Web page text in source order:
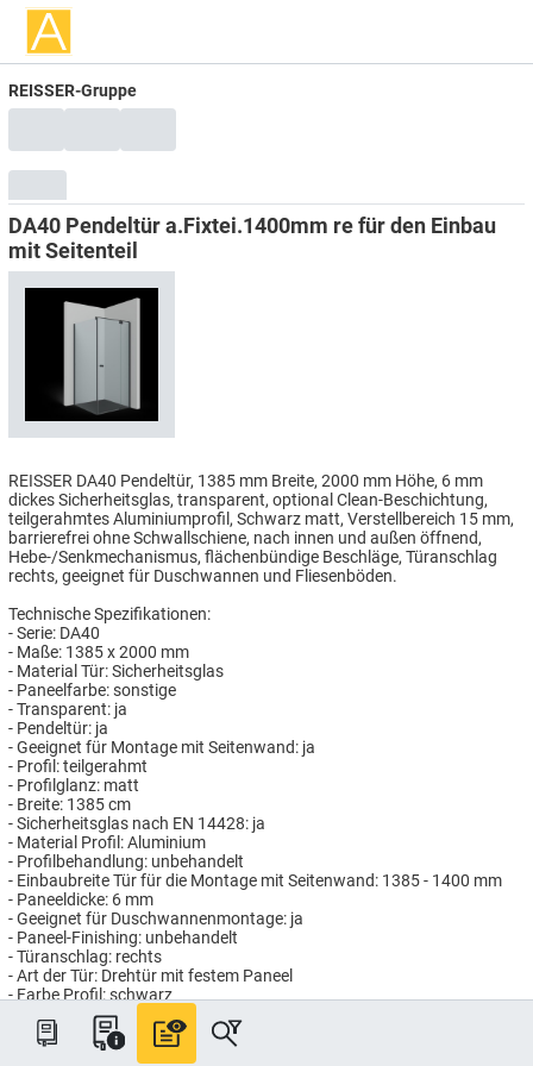
REISSER-Gruppe
DA40 Pendeltür a.Fixtei.1400mm re für den Einbau
mit Seitenteil
REISSER DA40 Pendeltür, 1385 mm Breite, 2000 mm Höhe, 6 mm
dickes Sicherheitsglas, transparent, optional Clean-Beschichtung,
teilgerahmtes Aluminiumprofil, Schwarz matt, Verstellbereich 15 mm,
barrierefrei ohne Schwallschiene, nach innen und außen öffnend,
Hebe-/Senkmechanismus, flächenbündige Beschläge, Türanschlag
rechts, geeignet für Duschwannen und Fliesenböden.
Technische Spezifikationen:
- Serie: DA40
- Maße: 1385 x 2000 mm
- Material Tür: Sicherheitsglas
- Paneelfarbe: sonstige
- Transparent: ja
- Pendeltür: ja
- Geeignet für Montage mit Seitenwand: ja
- Profil: teilgerahmt
- Profilglanz: matt
- Breite: 1385 cm
- Sicherheitsglas nach EN 14428: ja
- Material Profil: Aluminium
- Profilbehandlung: unbehandelt
- Einbaubreite Tür für die Montage mit Seitenwand: 1385 - 1400 mm
- Paneeldicke: 6 mm
- Geeignet für Duschwannenmontage: ja
- Paneel-Finishing: unbehandelt
- Türanschlag: rechts
- Art der Tür: Drehtür mit festem Paneel
- Farbe Profil: schwarz
- Gesamthöhe: 2000 mm
- Geeignet für Fliesenbodenmontage: ja